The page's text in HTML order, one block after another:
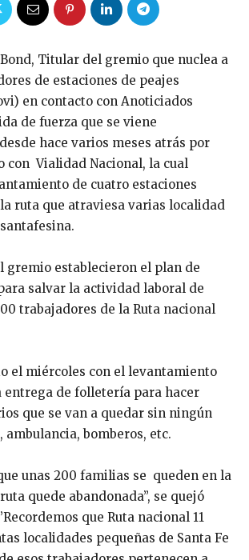
Titular del gremio que nuclea a
de estaciones de peajes
en contacto con Anoticiados
de fuerza que se viene
hace varios meses atrás por
con Vialidad Nacional, la cual
de cuatro estaciones
ruta que atraviesa varias localidad
gremio establecieron el plan de
salvar la actividad laboral de
trabajadores de la Ruta nacional
el miércoles con el levantamiento
entrega de folletería para hacer
que se van a quedar sin ningún
bomberos, etc.
unas 200 familias se queden en la
quede abandonada”, se quejó
que Ruta nacional 11
localidades pequeñas de Santa Fe